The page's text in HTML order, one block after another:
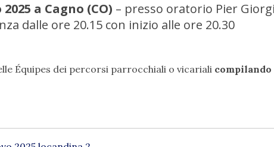
a Cagno (CO) – presso oratorio Pier
dalle ore 20.15 con inizio alle ore 20.30
Équipes dei percorsi parrocchiali o vicariali